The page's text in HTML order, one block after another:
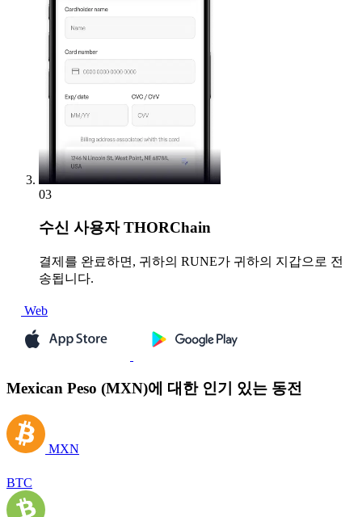
03
수신 사용자 THORChain
결제를 완료하면, 귀하의 RUNE가 귀하의 지갑으로 전
송됩니다.
Web
Mexican Peso (MXN)에 대한 인기 있는 동전
MXN
BTC